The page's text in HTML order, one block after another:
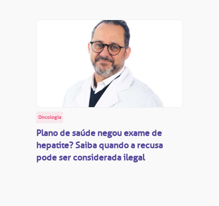
Oncologia
Plano de saúde negou exame de
hepatite? Saiba quando a recusa
pode ser considerada ilegal